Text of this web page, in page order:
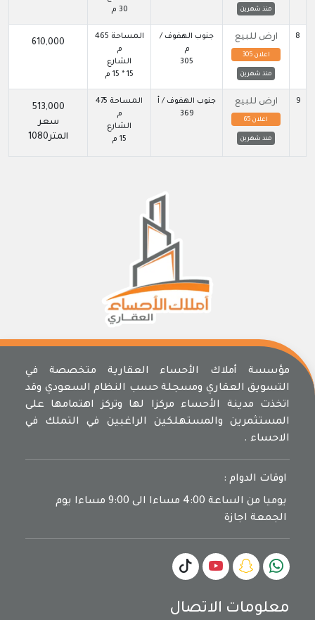
منذ شهرين
30 م
8 ارض للبيع
اعلان 305
منذ شهرين
جنوب الهفوف /
م
305
المساحة 465
م
الشارع
15 * 15 م
610,000
9 ارض للبيع
اعلان 65
منذ شهرين
جنوب الهفوف / أ
369
المساحة 475
م
الشارع
15 م
513,000
سعر
المتر1080
مؤسسة أملاك الأحساء العقارية متخصصة في
التسويق العقاري ومسجلة حسب النظام السعودي وقد
اتخذت مدينة الأحساء مركزا لها وتركز اهتمامها على
المستثمرين والمستهلكين الراغبين في التملك في
الاحساء .
اوقات الدوام :
يوميا من الساعة 4:00 مساءا الى 9:00 مساءا يوم
الجمعة اجازة
معلومات الاتصال